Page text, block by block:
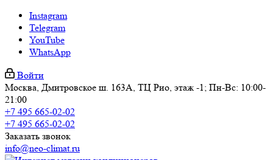
Instagram
Telegram
YouTube
WhatsApp
Войти
Москва, Дмитровское ш. 163А, ТЦ Рио, этаж -1; Пн-Вс: 10:00-
21:00
+7 495 665-02-02
+7 495 665-02-02
Заказать звонок
info@neo-climat.ru